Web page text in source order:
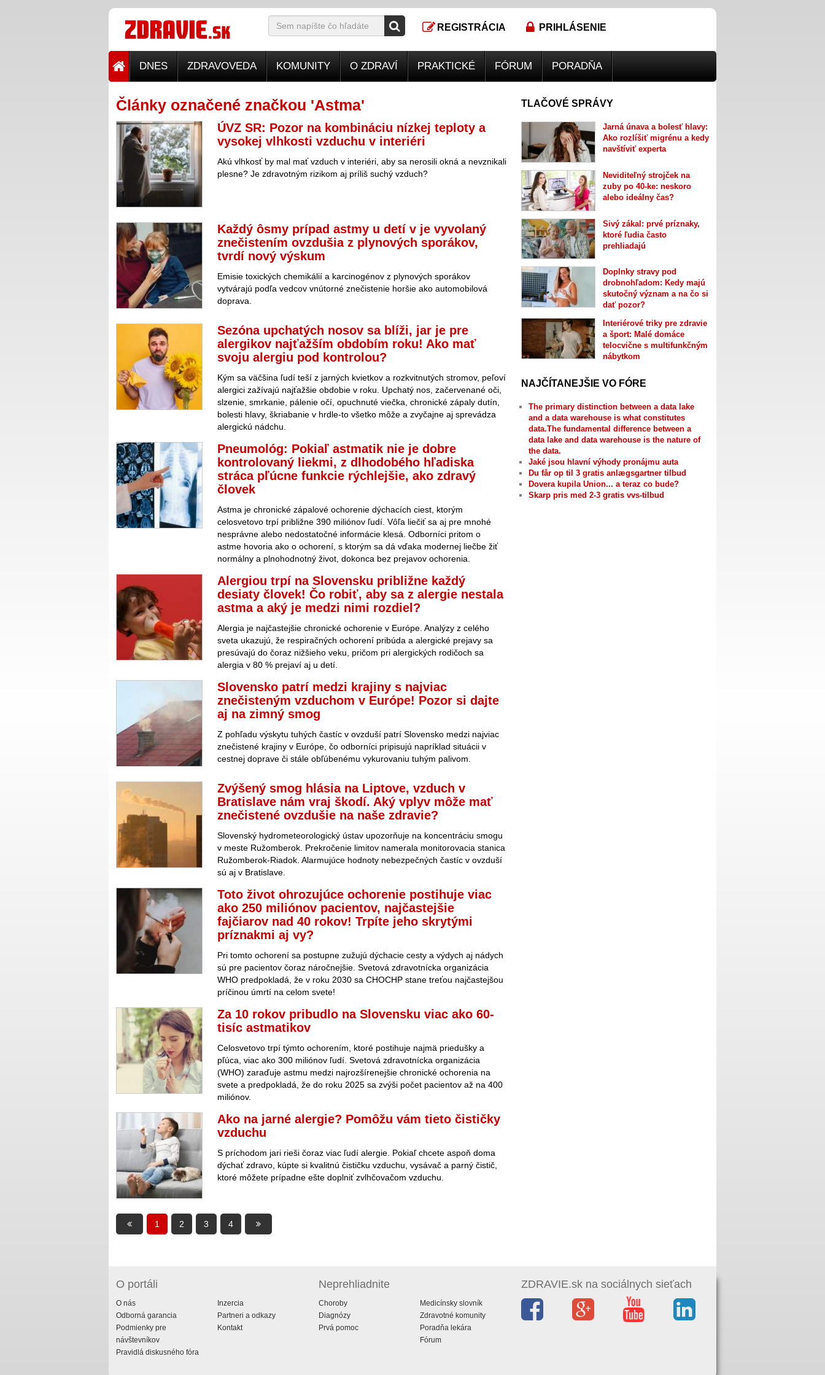
REGISTRÁCIA PRIHLÁSENIE
DNES ZDRAVOVEDA KOMUNITY O ZDRAVÍ PRAKTICKÉ FÓRUM PORADŇA
Články označené značkou 'Astma'
ÚVZ SR: Pozor na kombináciu nízkej teploty a
vysokej vlhkosti vzduchu v interiéri
Akú vlhkosť by mal mať vzduch v interiéri, aby sa nerosili okná a nevznikali
plesne? Je zdravotným rizikom aj príliš suchý vzduch?
Každý ôsmy prípad astmy u detí v je vyvolaný
znečistením ovzdušia z plynových sporákov,
tvrdí nový výskum
Emisie toxických chemikálií a karcinogénov z plynových sporákov
vytvárajú podľa vedcov vnútorné znečistenie horšie ako automobilová
doprava.
Sezóna upchatých nosov sa blíži, jar je pre
alergikov najťažším obdobím roku! Ako mať
svoju alergiu pod kontrolou?
Kým sa väčšina ľudí teší z jarných kvietkov a rozkvitnutých stromov, peľoví
alergici zažívajú najťažšie obdobie v roku. Upchatý nos, začervenané oči,
slzenie, smrkanie, pálenie očí, opuchnuté viečka, chronické zápaly dutín,
bolesti hlavy, škriabanie v hrdle-to všetko môže a zvyčajne aj sprevádza
alergickú nádchu.
Pneumológ: Pokiaľ astmatik nie je dobre
kontrolovaný liekmi, z dlhodobého hľadiska
stráca pľúcne funkcie rýchlejšie, ako zdravý
človek
Astma je chronické zápalové ochorenie dýchacích ciest, ktorým
celosvetovo trpí približne 390 miliónov ľudí. Vôľa liečiť sa aj pre mnohé
nesprávne alebo nedostatočné informácie klesá. Odborníci pritom o
astme hovoria ako o ochorení, s ktorým sa dá vďaka modernej liečbe žiť
normálny a plnohodnotný život, dokonca bez prejavov ochorenia.
Alergiou trpí na Slovensku približne každý
desiaty človek! Čo robiť, aby sa z alergie nestala
astma a aký je medzi nimi rozdiel?
Alergia je najčastejšie chronické ochorenie v Európe. Analýzy z celého
sveta ukazujú, že respiračných ochorení pribúda a alergické prejavy sa
presúvajú do čoraz nižšieho veku, pričom pri alergických rodičoch sa
alergia v 80 % prejaví aj u detí.
Slovensko patrí medzi krajiny s najviac
znečisteným vzduchom v Európe! Pozor si dajte
aj na zimný smog
Z pohľadu výskytu tuhých častíc v ovzduší patrí Slovensko medzi najviac
znečistené krajiny v Európe, čo odborníci pripisujú napríklad situácii v
cestnej doprave či stále obľúbenému vykurovaniu tuhým palivom.
Zvýšený smog hlásia na Liptove, vzduch v
Bratislave nám vraj škodí. Aký vplyv môže mať
znečistené ovzdušie na naše zdravie?
Slovenský hydrometeorologický ústav upozorňuje na koncentráciu smogu
v meste Ružomberok. Prekročenie limitov namerala monitorovacia stanica
Ružomberok-Riadok. Alarmujúce hodnoty nebezpečných častíc v ovzduší
sú aj v Bratislave.
Toto život ohrozujúce ochorenie postihuje viac
ako 250 miliónov pacientov, najčastejšie
fajčiarov nad 40 rokov! Trpíte jeho skrytými
príznakmi aj vy?
Pri tomto ochorení sa postupne zužujú dýchacie cesty a výdych aj nádych
sú pre pacientov čoraz náročnejšie. Svetová zdravotnícka organizácia
WHO predpokladá, že v roku 2030 sa CHOCHP stane treťou najčastejšou
príčinou úmrtí na celom svete!
Za 10 rokov pribudlo na Slovensku viac ako 60-
tisíc astmatikov
Celosvetovo trpí týmto ochorením, ktoré postihuje najmä priedušky a
pľúca, viac ako 300 miliónov ľudí. Svetová zdravotnícka organizácia
(WHO) zaraďuje astmu medzi najrozšírenejšie chronické ochorenia na
svete a predpokladá, že do roku 2025 sa zvýši počet pacientov až na 400
miliónov.
Ako na jarné alergie? Pomôžu vám tieto čističky
vzduchu
S príchodom jari rieši čoraz viac ľudí alergie. Pokiaľ chcete aspoň doma
dýchať zdravo, kúpte si kvalitnú čističku vzduchu, vysávač a parný čistič,
ktoré môžete prípadne ešte doplniť zvlhčovačom vzduchu.
1 2 3 4
TLAČOVÉ SPRÁVY
Jarná únava a bolesť hlavy:
Ako rozlíšiť migrénu a kedy
navštíviť experta
Neviditeľný strojček na
zuby po 40-ke: neskoro
alebo ideálny čas?
Sivý zákal: prvé príznaky,
ktoré ľudia často
prehliadajú
Doplnky stravy pod
drobnohľadom: Kedy majú
skutočný význam a na čo si
dať pozor?
Interiérové triky pre zdravie
a šport: Malé domáce
telocvične s multifunkčným
nábytkom
NAJČÍTANEJŠIE VO FÓRE
The primary distinction between a data lake
and a data warehouse is what constitutes
data.The fundamental difference between a
data lake and data warehouse is the nature of
the data.
Jaké jsou hlavní výhody pronájmu auta
Du får op til 3 gratis anlægsgartner tilbud
Dovera kupila Union... a teraz co bude?
Skarp pris med 2-3 gratis vvs-tilbud
O portáli
O nás
Odborná garancia
Podmienky pre
návštevníkov
Pravidlá diskusného fóra
Inzercia
Partneri a odkazy
Kontakt
Neprehliadnite
Choroby
Diagnózy
Prvá pomoc
Medicínsky slovník
Zdravotné komunity
Poradňa lekára
Fórum
ZDRAVIE.sk na sociálnych sieťach